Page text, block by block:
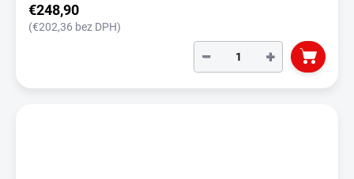
€248,90
(€202,36 bez DPH)
+
−